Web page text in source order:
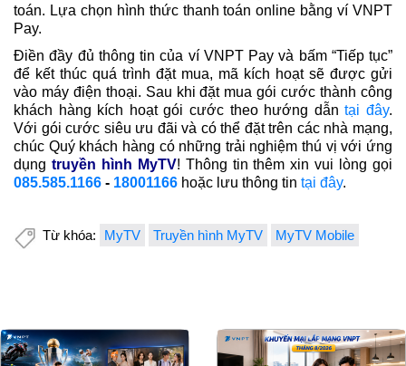
toán. Lựa chọn hình thức thanh toán online bằng ví VNPT
Pay.
Điền đầy đủ thông tin của ví VNPT Pay và bấm “Tiếp tục”
để kết thúc quá trình đặt mua, mã kích hoạt sẽ được gửi
vào máy điện thoại. Sau khi đặt mua gói cước thành công
khách hàng kích hoạt gói cước theo hướng dẫntại đây.
Với gói cước siêu ưu đãi và có thể đặt trên các nhà mạng,
chúc Quý khách hàng có những trải nghiệm thú vị với ứng
dụng truyền hình MyTV! Thông tin thêm xin vui lòng gọi
085.585.1166 - 18001166 hoặc lưu thông tin tại đây.
Từ khóa: MyTV Truyền hình MyTV MyTV Mobile